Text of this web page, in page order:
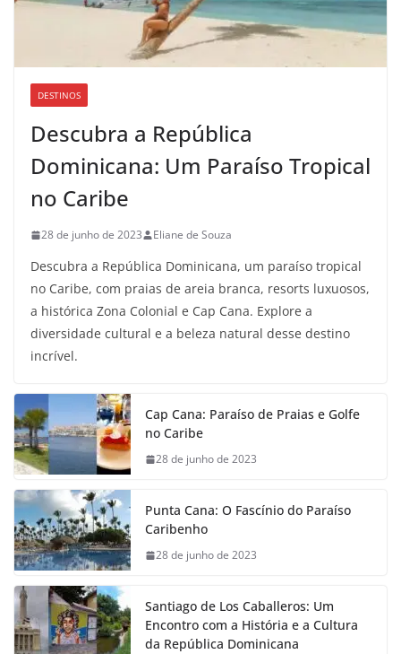
DESTINOS
Descubra a República
Dominicana: Um Paraíso Tropical
no Caribe
28 de junho de 2023 Eliane de Souza
Descubra a República Dominicana, um paraíso tropical
no Caribe, com praias de areia branca, resorts luxuosos,
a histórica Zona Colonial e Cap Cana. Explore a
diversidade cultural e a beleza natural desse destino
incrível.
Cap Cana: Paraíso de Praias e Golfe
no Caribe
28 de junho de 2023
Punta Cana: O Fascínio do Paraíso
Caribenho
28 de junho de 2023
Santiago de Los Caballeros: Um
Encontro com a História e a Cultura
da República Dominicana